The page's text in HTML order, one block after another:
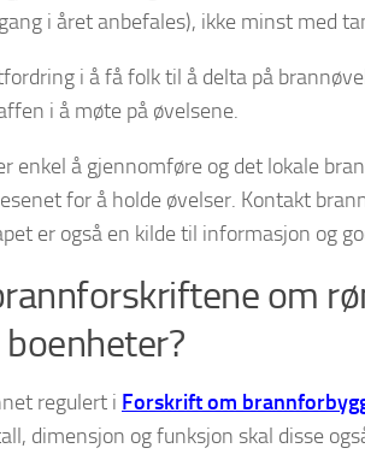
i året anbefales), ikke minst med
i å få folk til å delta på
i å møte på øvelsene.
enkel å gjennomføre og det lokale
for å holde øvelser. Kontakt
er også en kilde til informasjon og
om
regulert i Forskrift om
dimensjon og funksjon skal disse